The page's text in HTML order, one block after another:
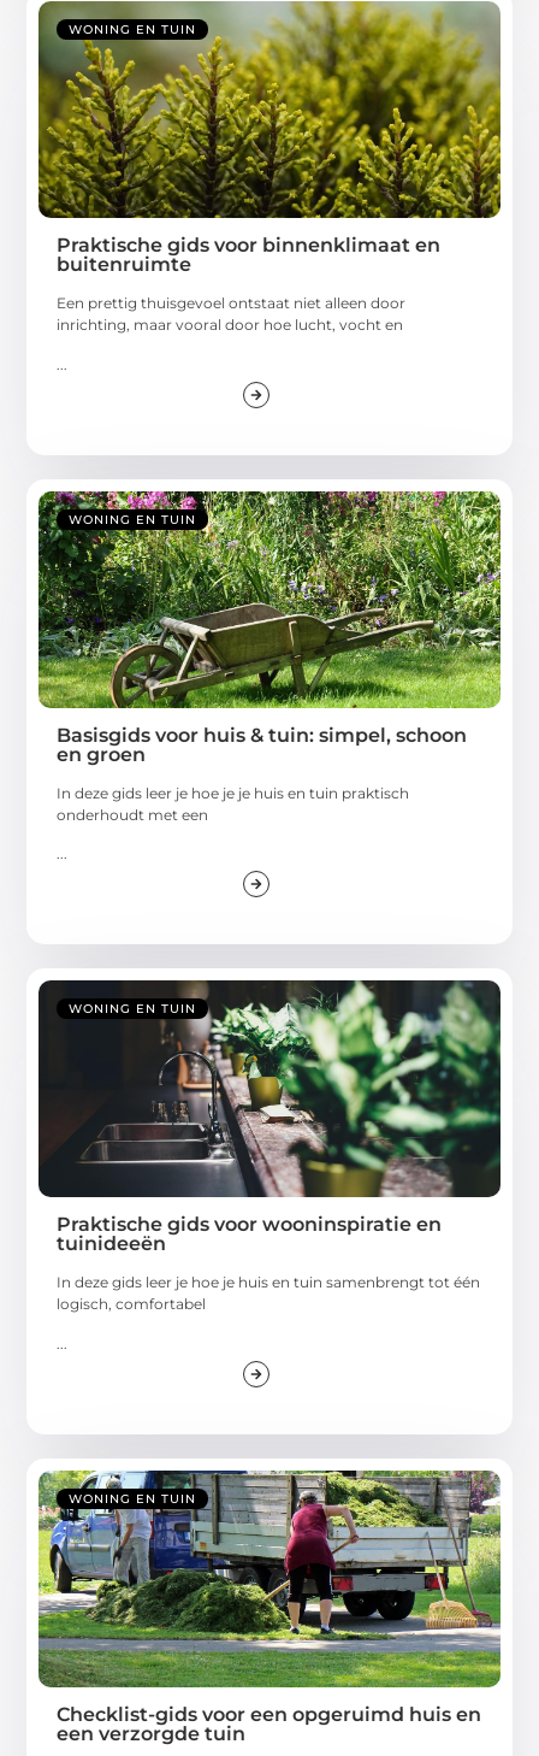
WONING EN TUIN
Praktische gids voor binnenklimaat en
buitenruimte
Een prettig thuisgevoel ontstaat niet alleen door
inrichting, maar vooral door hoe lucht, vocht en
WONING EN TUIN
Basisgids voor huis & tuin: simpel, schoon
en groen
In deze gids leer je hoe je je huis en tuin praktisch
onderhoudt met een
...
WONING EN TUIN
Praktische gids voor wooninspiratie en
tuinideeën
In deze gids leer je hoe je huis en tuin samenbrengt tot één
logisch, comfortabel
WONING EN TUIN
Checklist-gids voor een opgeruimd huis en
een verzorgde tuin